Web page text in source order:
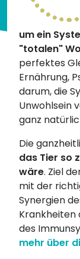
um ein
"totalen"
perfektes
Ernährung,
darum, die
Unwohlsein
ganz
Die
das Tier so
wäre. Ziel
mit der
Synergien
Krankheiten
des
mehr über